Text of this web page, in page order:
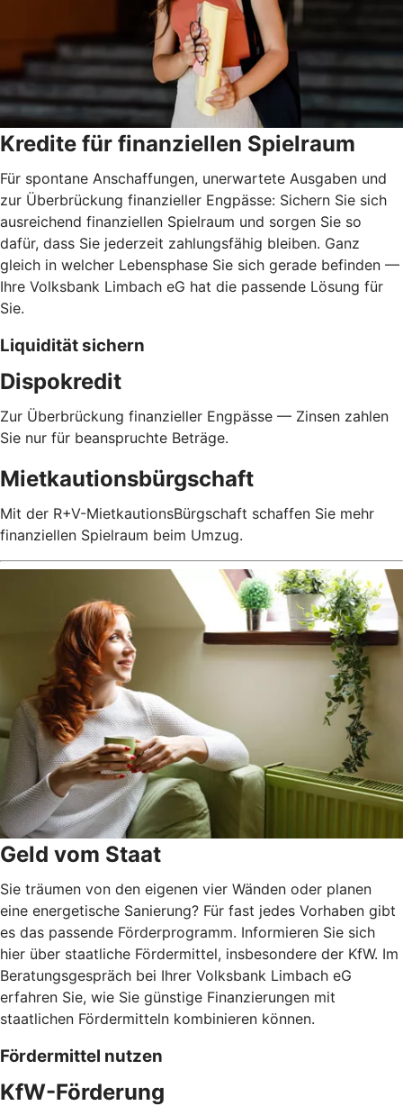
Kredite für finanziellen Spielraum
Für spontane Anschaffungen, unerwartete Ausgaben und
zur Überbrückung finanzieller Engpässe: Sichern Sie sich
ausreichend finanziellen Spielraum und sorgen Sie so
dafür, dass Sie jederzeit zahlungsfähig bleiben. Ganz
gleich in welcher Lebensphase Sie sich gerade befinden —
Ihre Volksbank Limbach eG hat die passende Lösung für
Sie.
Liquidität sichern
Dispokredit
Zur Überbrückung finanzieller Engpässe — Zinsen zahlen
Sie nur für beanspruchte Beträge.
Mietkautionsbürgschaft
Mit der R+V-MietkautionsBürgschaft schaffen Sie mehr
finanziellen Spielraum beim Umzug.
Geld vom Staat
Sie träumen von den eigenen vier Wänden oder planen
eine energetische Sanierung? Für fast jedes Vorhaben gibt
es das passende Förderprogramm. Informieren Sie sich
hier über staatliche Fördermittel, insbesondere der KfW. Im
Beratungsgespräch bei Ihrer Volksbank Limbach eG
erfahren Sie, wie Sie günstige Finanzierungen mit
staatlichen Fördermitteln kombinieren können.
Fördermittel nutzen
KfW-Förderung